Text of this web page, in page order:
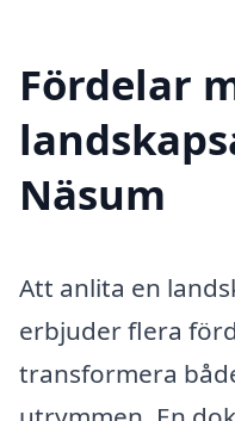
Fördelar
Näsum
Att anlita en
erbjuder flera
transformera